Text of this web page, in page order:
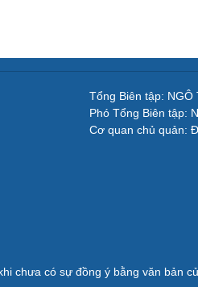
Tổng Biên tập: NGÔ
Phó Tổng Biên tập:
Cơ quan chủ quản:
chưa có sự đồng ý bằng văn bản